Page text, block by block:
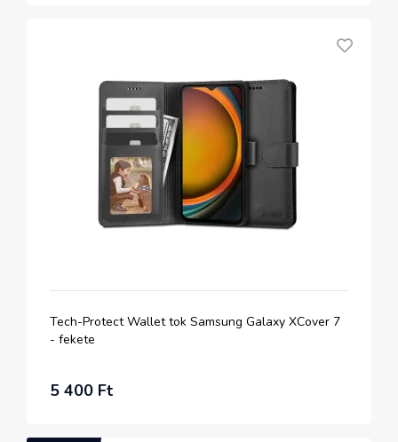
Tech-Protect Wallet tok Samsung Galaxy XCover 7
- fekete
5 400 Ft